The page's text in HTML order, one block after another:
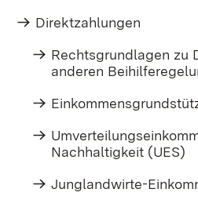
Direktzahlungen
Rechtsgrundlagen zu
anderen
Nachhaltigkeit (UES)
Junglandwirte-